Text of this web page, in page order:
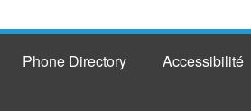
Phone Directory Accessibilité